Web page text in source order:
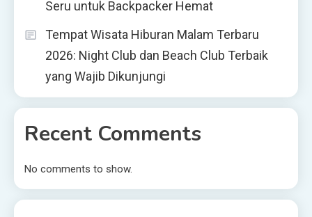
Seru untuk Backpacker Hemat
Tempat Wisata Hiburan Malam Terbaru
2026: Night Club dan Beach Club Terbaik
yang Wajib Dikunjungi
Recent Comments
No comments to show.